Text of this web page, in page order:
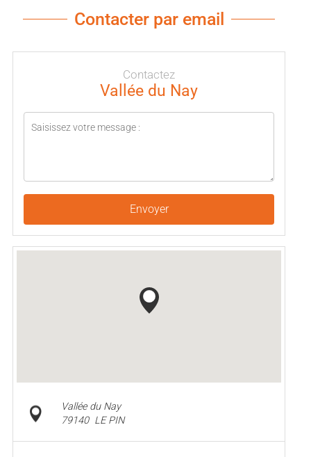
Contacter par email
Contactez
Vallée du Nay
Envoyer
Vallée du Nay
79140 LE PIN